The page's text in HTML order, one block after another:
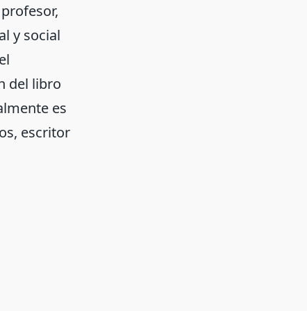
y social
del libro
es
escritor